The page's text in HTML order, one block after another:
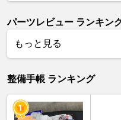
パーツレビュー ランキン
もっと見る
整備手帳 ランキング